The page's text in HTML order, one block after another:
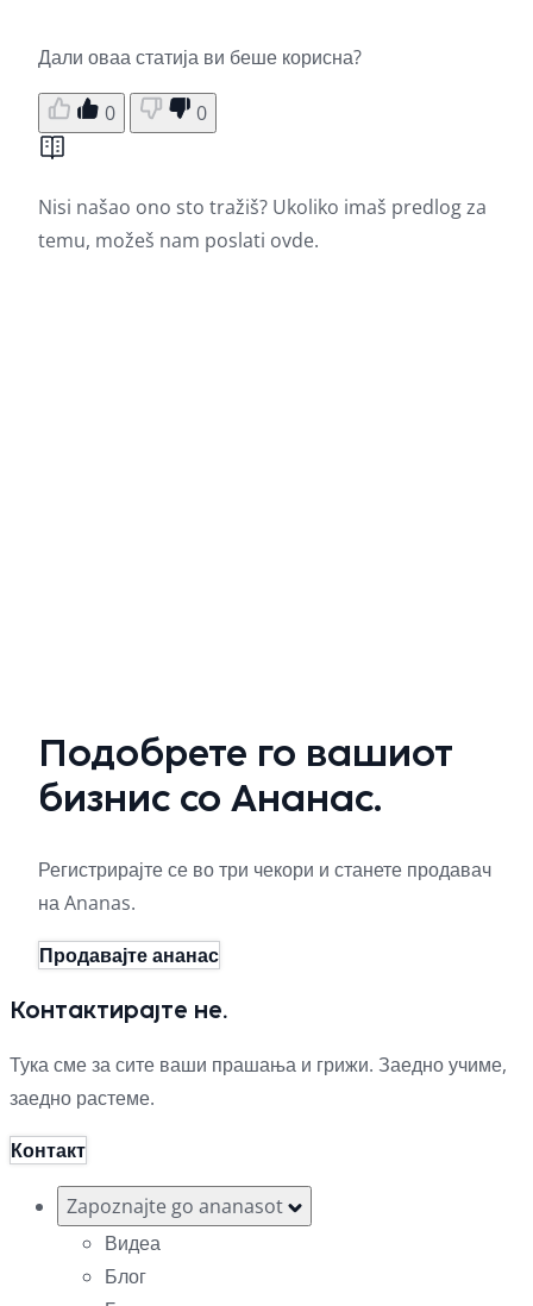
Дали оваа статија ви беше корисна?
0 0
Nisi našao ono sto tražiš? Ukoliko imaš predlog za
temu, možeš nam poslati ovde.
Подобрете го вашиот
бизнис со Ананас.
Регистрирајте се во три чекори и станете продавач
на Ananas.
Продавајте ананас
Контактирајте не.
Тука сме за сите ваши прашања и грижи. Заедно учиме,
заедно растеме.
Контакт
Zapoznajte go ananasot
Видеа
Блог